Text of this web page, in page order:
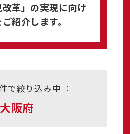
改革」の実現に向け
紹介します。
で絞り込み中 ：
大阪府